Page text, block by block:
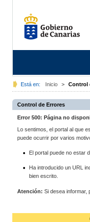
Está en: Inicio > Control
Control de Errores
Error 500: Página no
Lo sentimos, el portal al que
puede ocurrir por varios
El portal puede no estar
Ha introducido un URL
bien escrito.
Atención: Si desea informar,